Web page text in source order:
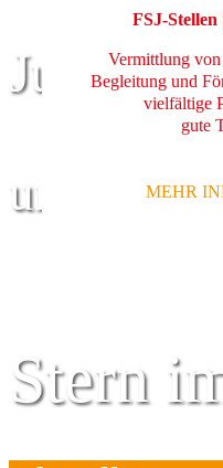
Jugend
und
Stern
FSJ-Stellen
Vermittlung
Begleitung und
vielfältige
gute
MEHR